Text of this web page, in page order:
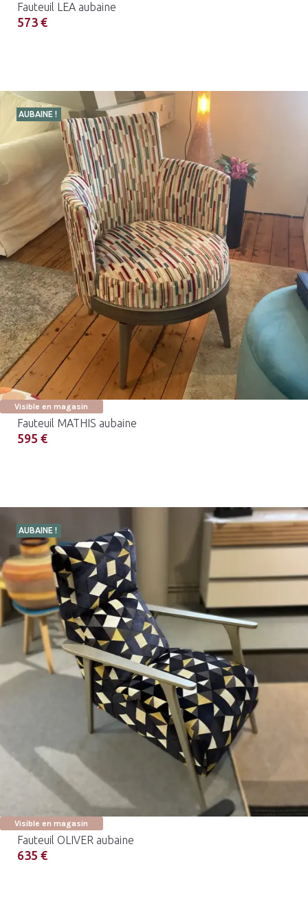
Fauteuil LEA aubaine
573 €
AUBAINE !
Visible en magasin
Fauteuil MATHIS aubaine
595 €
AUBAINE !
Visible en magasin
Fauteuil OLIVER aubaine
635 €